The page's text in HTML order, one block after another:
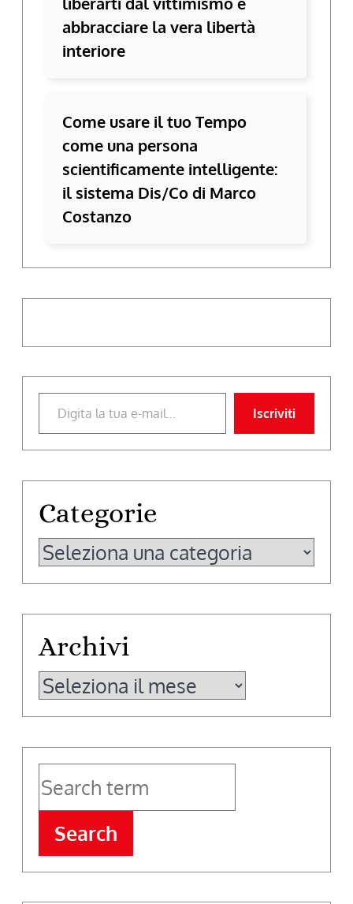
abbracciare la vera libertà
interiore
Come usare il tuo Tempo
come una persona
scientificamente intelligente:
il sistema Dis/Co di Marco
Costanzo
Digita la tua e-mail...
Iscriviti
Categorie
Categorie
Archivi
Archivi
Search